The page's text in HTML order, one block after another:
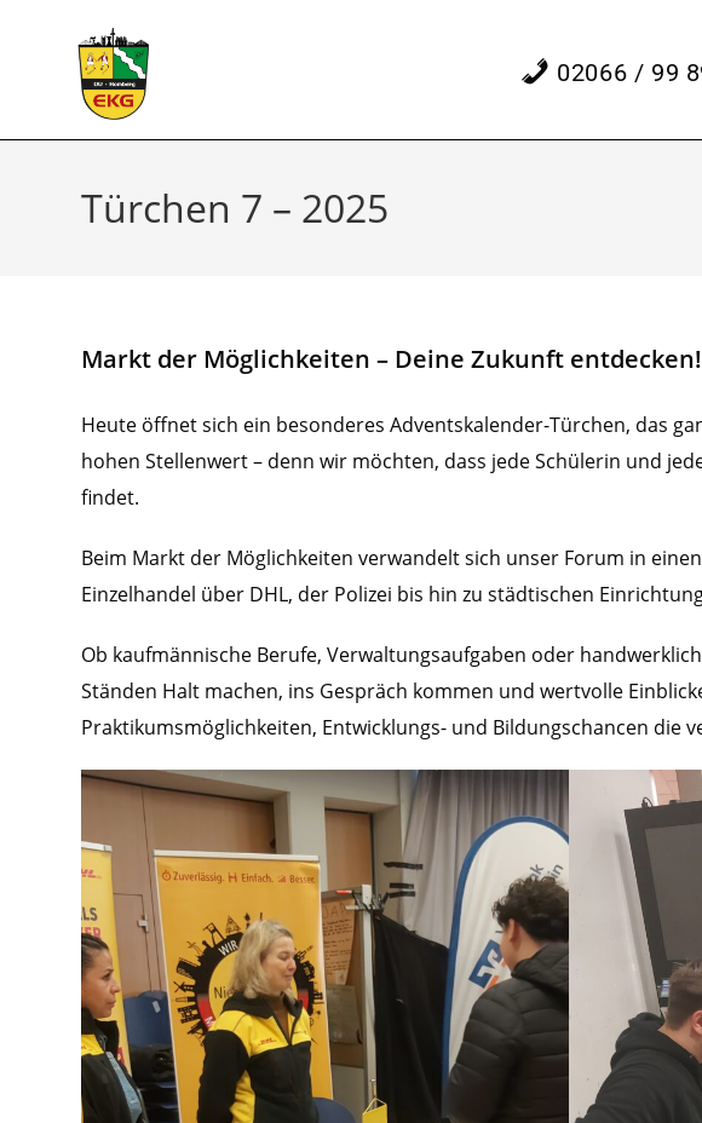
02066 / 99
Türchen 7 – 2025
Markt der Möglichkeiten – Deine Zukunft entdecken!
Heute öffnet sich ein besonderes Adventskalender-Türchen, das
hohen Stellenwert – denn wir möchten, dass jede Schülerin und
findet.
Beim Markt der Möglichkeiten verwandelt sich unser Forum in
Einzelhandel über DHL, der Polizei bis hin zu städtischen
Ob kaufmännische Berufe, Verwaltungsaufgaben oder
Ständen Halt machen, ins Gespräch kommen und wertvolle
Praktikumsmöglichkeiten, Entwicklungs- und Bildungschancen die